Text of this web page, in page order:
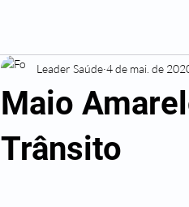
Maio
Trânsito
Leader Saúde 4 de mai. de